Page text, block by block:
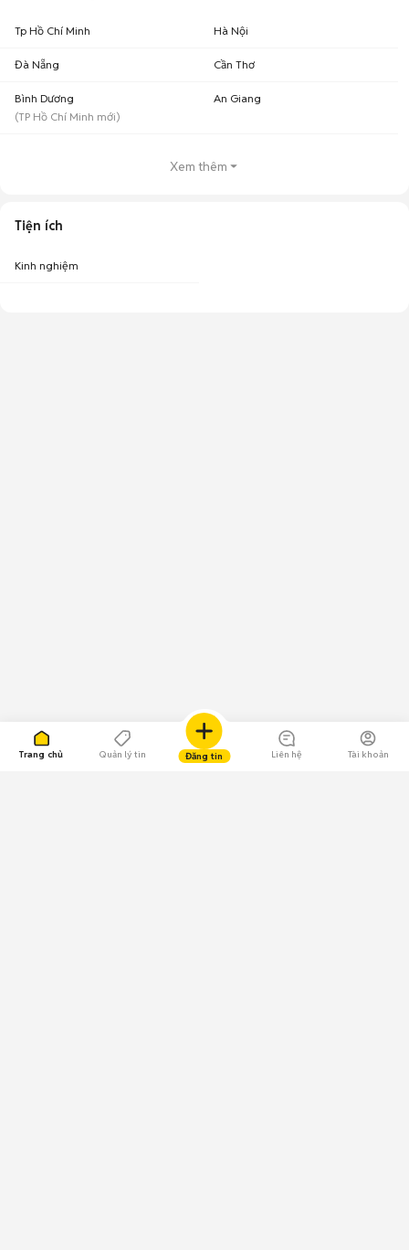
Trang chủ Quản lý tin Đăng tin Liên hệ Tài khoản
Tp Hồ Chí Minh Hà Nội
Đà Nẵng Cần Thơ
Bình Dương
(TP Hồ Chí Minh mới)
An Giang
Xem thêm
Tiện ích
Kinh nghiệm